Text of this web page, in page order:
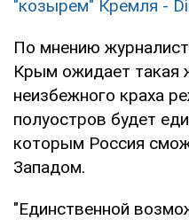
"козырем" Кремля -
По мнению
Крым ожидает такая
неизбежного краха
полуостров будет
которым Россия
Западом.
"Единственной